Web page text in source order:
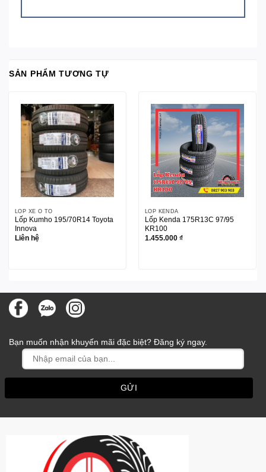
SẢN PHẨM TƯƠNG TỰ
LỐP XE Ô TÔ
Lốp Kumho 195/70R14 Toyota
Innova
Liên hệ
LỐP KENDA
Lốp Kenda 175R13C 97/95
KR100
1.455.000 ₫
Bạn muốn nhận khuyến mãi đặc biệt? Đăng ký ngay.